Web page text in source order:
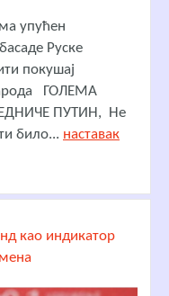
упућен
Руске
покушај
ГОЛЕМА
ПУТИН, Не
било... наставак
као индикатор